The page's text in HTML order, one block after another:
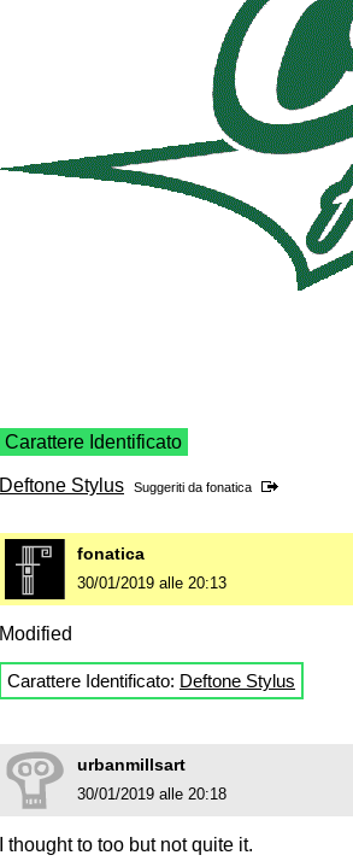
Carattere Identificato
Deftone Stylus Suggeriti da fonatica
fonatica
30/01/2019 alle 20:13
Modified
Carattere Identificato: Deftone Stylus
urbanmillsart
30/01/2019 alle 20:18
I thought to too but not quite it.